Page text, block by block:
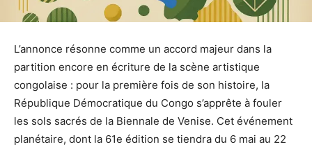
L’annonce résonne comme un accord majeur dans la
partition encore en écriture de la scène artistique
congolaise : pour la première fois de son histoire, la
République Démocratique du Congo s’apprête à fouler
les sols sacrés de la Biennale de Venise. Cet événement
planétaire, dont la 61e édition se tiendra du 6 mai au 22